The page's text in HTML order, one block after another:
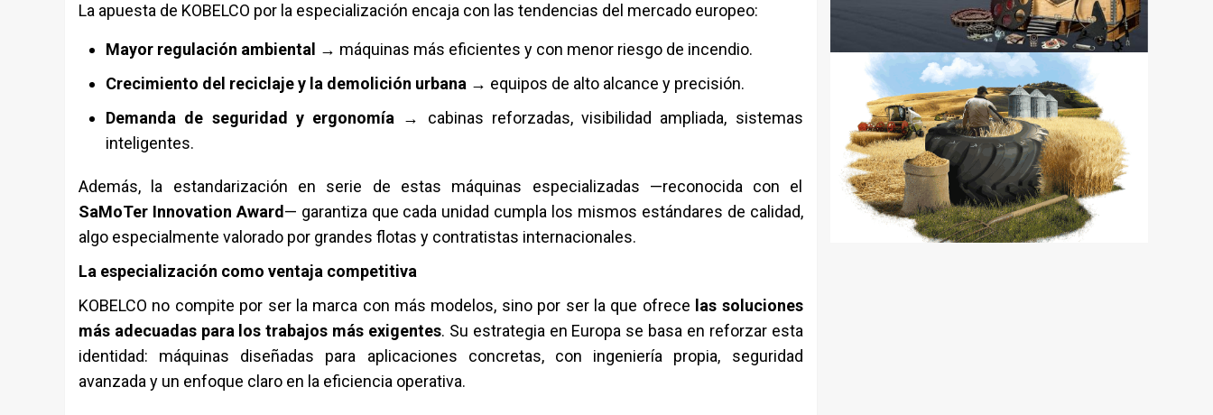
La apuesta de KOBELCO por la especialización encaja con las tendencias del mercado europeo:
Mayor regulación ambiental
→ máquinas más eficientes y con menor riesgo de incendio.
Crecimiento del reciclaje y la demolición urbana → equipos de alto alcance y precisión.
Demanda de seguridad y ergonomía → cabinas reforzadas, visibilidad ampliada, sistemas
inteligentes.
Además, la estandarización en serie de estas máquinas especializadas —reconocida con el
SaMoTer Innovation Award — garantiza que cada unidad cumpla los mismos estándares de calidad,
algo especialmente valorado por grandes flotas y contratistas internacionales.
La especialización como ventaja competitiva
KOBELCO no compite por ser la marca con más modelos, sino por ser la que ofrece las soluciones
más adecuadas para los trabajos más exigentes. Su estrategia en Europa se basa en reforzar esta
identidad: máquinas diseñadas para aplicaciones concretas, con ingeniería propia, seguridad
avanzada y un enfoque claro en la eficiencia operativa.